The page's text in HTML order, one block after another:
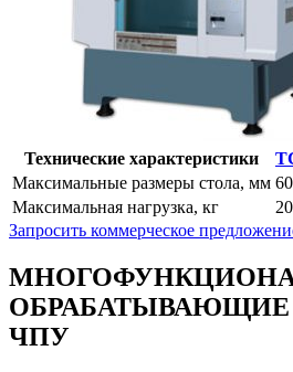
Технические характеристики
Максимальные размеры стола, мм
Максимальная нагрузка, кг
Запросить коммерческое
ОБРАБАТЫВАЮЩИЕ
ЧПУ